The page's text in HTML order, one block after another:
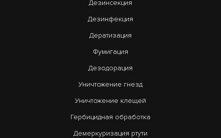
Дезинсекция
Дезинфекция
Дератизация
Фумигация
Дезодорация
Уничтожение гнезд
Уничтожение клещей
Гербицидная обработка
Демеркуризация ртути